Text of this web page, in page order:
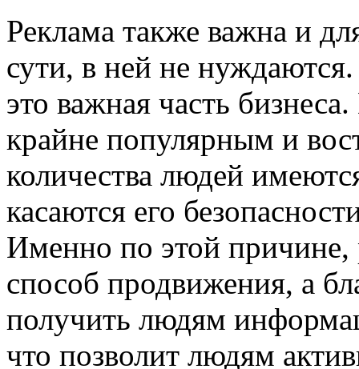
Реклама также важна и
сути, в ней не
это важная часть
крайне популярным и
количества людей
касаются его
Именно по этой
способ продвижения, а
получить людям
что позволит людям